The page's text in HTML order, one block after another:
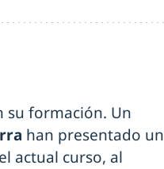
su formación. Un
han presentado un
actual curso, al